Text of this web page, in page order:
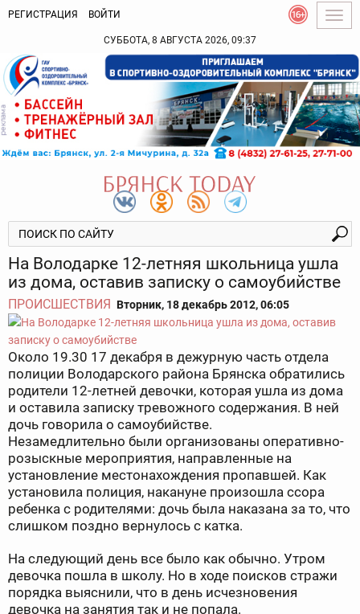
РЕГИСТРАЦИЯ ВОЙТИ
СУББОТА, 8 АВГУСТА 2026, 09:37
На Володарке 12-летняя школьница ушла
из дома, оставив записку о самоубийстве
ПРОИСШЕСТВИЯ Вторник, 18 декабрь 2012, 06:05
Около 19.30 17 декабря в дежурную часть отдела
полиции Володарского района Брянска обратились
родители 12-летней девочки, которая ушла из дома
и оставила записку тревожного содержания. В ней
дочь говорила о самоубийстве.
Незамедлительно были организованы оперативно-
розыскные мероприятия, направленные на
установление местонахождения пропавшей. Как
установила полиция, накануне произошла ссора
ребенка с родителями: дочь была наказана за то, что
слишком поздно вернулось с катка.
На следующий день все было как обычно. Утром
девочка пошла в школу. Но в ходе поисков стражи
порядка выяснили, что в день исчезновения
девочка на занятия так и не попала.